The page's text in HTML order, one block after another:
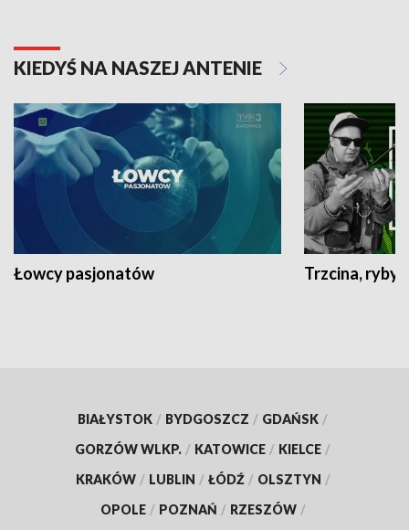
KIEDYŚ NA NASZEJ ANTENIE
Łowcy pasjonatów Trzcina, ryby
BIAŁYSTOK / BYDGOSZCZ / GDAŃSK /
GORZÓW WLKP. / KATOWICE / KIELCE /
KRAKÓW / LUBLIN / ŁÓDŹ / OLSZTYN /
OPOLE / POZNAŃ / RZESZÓW /